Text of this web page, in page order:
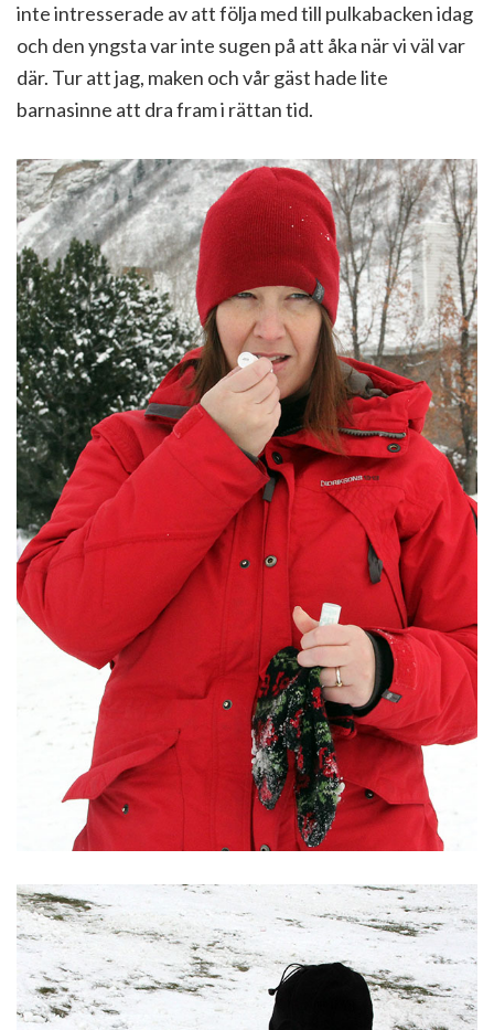
inte intresserade av att följa med till pulkabacken idag
och den yngsta var inte sugen på att åka när vi väl var
där. Tur att jag, maken och vår gäst hade lite
barnasinne att dra fram i rättan tid.